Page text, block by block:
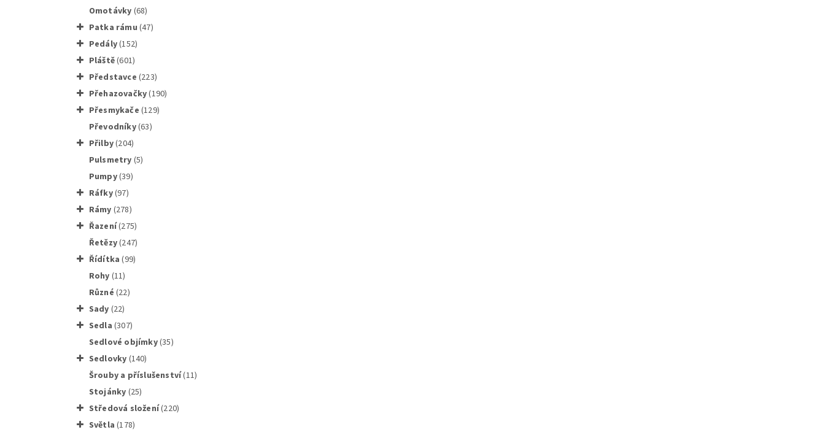
omotávky (68)
patka rámu(47)
pedály(152)
pláště(601)
představce(223)
přehazovačky(190)
přesmykače(129)
převodníky(63)
přilby(204)
pulsmetry (5)
pumpy(39)
ráfky(97)
rámy (278)
řazení(275)
řetězy(247)
řídítka(99)
rohy (11)
různé(22)
sady (22)
sedla(307)
sedlové objímky(35)
sedlovky (140)
Šrouby a příslušenství(11)
stojánky (25)
středová složení(220)
světla(178)